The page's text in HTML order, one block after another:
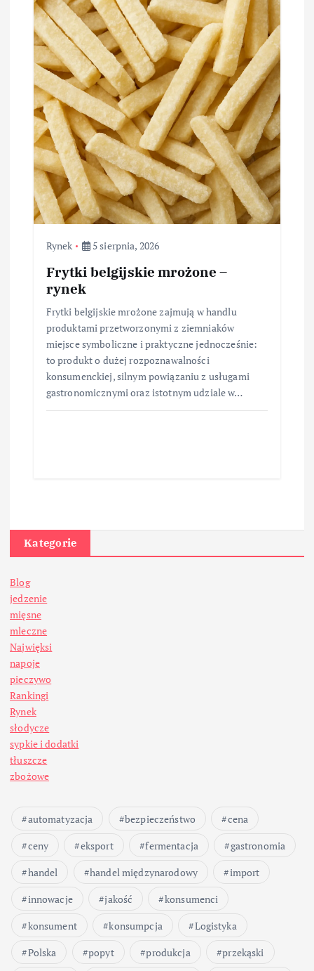
Rynek 5 sierpnia, 2026
Frytki belgijskie mrożone –
rynek
Frytki belgijskie mrożone zajmują w handlu
produktami przetworzonymi z ziemniaków
miejsce symboliczne i praktyczne jednocześnie:
to produkt o dużej rozpoznawalności
konsumenckiej, silnym powiązaniu z usługami
gastronomicznymi oraz istotnym udziale w…
Kategorie
Blog
jedzenie
mięsne
mleczne
Najwięksi
napoje
pieczywo
Rankingi
Rynek
słodycze
sypkie i dodatki
tłuszcze
zbożowe
automatyzacja bezpieczeństwo
cena
ceny
eksport fermentacja
gastronomia
handel
handel międzynarodowy
import
innowacje
jakość
konsumenci
konsument
konsumpcja
Logistyka
Polska
popyt produkcja
przekąski